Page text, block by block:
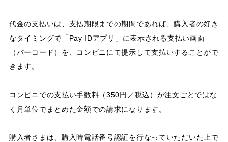
代金の支払いは、支払期限までの期間であれば、購入者の好き
なタイミングで「Pay IDアプリ」に表示される支払い画面
（バーコード）を、コンビニにて提示して支払いすることがで
きます。
コンビニでの支払い手数料（350円／税込）が注文ごとではな
く月単位でまとめた金額での請求になります。
購入者さまは、購入時電話番号認証を行なっていただいた上で